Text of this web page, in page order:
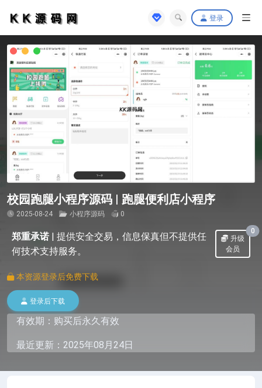
登录
校园跑腿小程序源码 | 跑腿便利店小程序
2025-08-24 小程序源码 0
郑重承诺 | 提供安全交易，信息保真但不提供任
何技术支持服务。
升级
会员
0
本资源登录后免费下载
登录后下载
有效期：购买后永久有效
最近更新：2025年08月24日